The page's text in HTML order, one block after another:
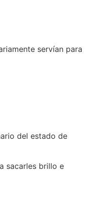
servían para
del estado de
sacarles brillo e